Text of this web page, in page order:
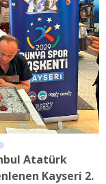
Atatürk
Kayseri 2.